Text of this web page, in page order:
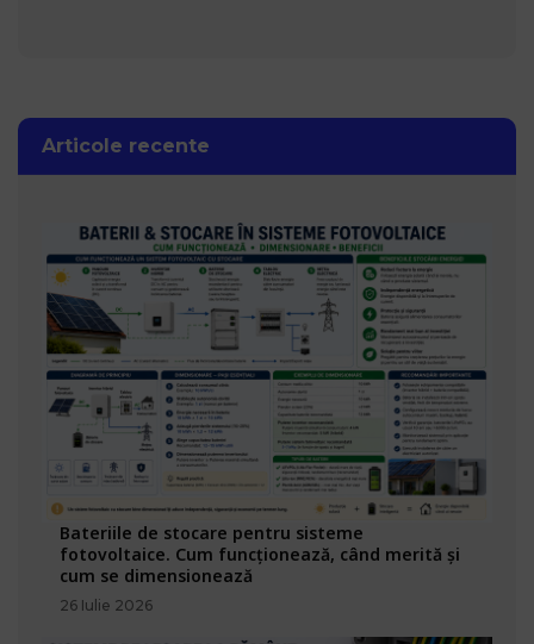
Articole recente
Bateriile de stocare pentru sisteme
fotovoltaice. Cum funcționează, când merită și
cum se dimensionează
26 Iulie 2026